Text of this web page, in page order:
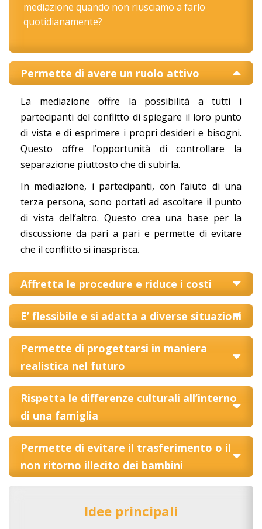
mediazione quando non riusciamo a farlo
quotidianamente?
Permette di avere un ruolo attivo
La mediazione offre la possibilità a tutti i
partecipanti del conflitto di spiegare il loro punto
di vista e di esprimere i propri desideri e bisogni.
Questo offre l’opportunità di controllare la
separazione piuttosto che di subirla.
In mediazione, i partecipanti, con l’aiuto di una
terza persona, sono portati ad ascoltare il punto
di vista dell’altro. Questo crea una base per la
discussione da pari a pari e permette di evitare
che il conflitto si inasprisca.
Affretta le procedure e riduce i costi
E’ flessibile e si adatta a diverse situazioni
Permette di progettarsi in maniera
realistica nel futuro
Rispetta le differenze culturali all’interno
di una famiglia
Permette di evitare il trasferimento o il
non ritorno illecito dei bambini
Idee principali